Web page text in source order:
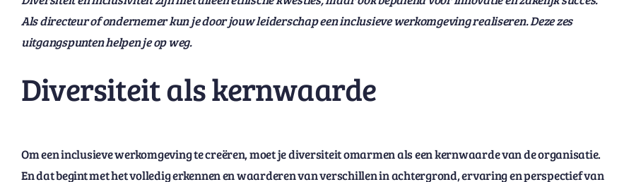
Als directeur of ondernemer kun je door jouw leiderschap een inclusieve werkomgeving realiseren. Deze zes
uitgangspunten helpen je op weg.
Diversiteit als kernwaarde
Om een inclusieve werkomgeving te creëren, moet je diversiteit omarmen als een kernwaarde van de organisatie.
En dat begint met het volledig erkennen en waarderen van verschillen in achtergrond, ervaring en perspectief van